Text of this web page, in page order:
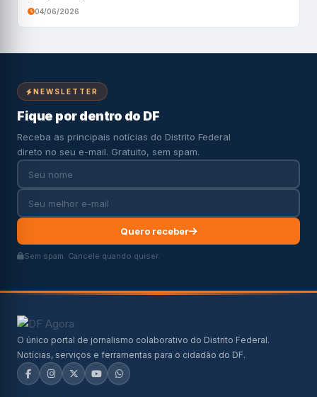
04/06/2026
NEWSLETTER
Fique por dentro do DF
Receba as principais notícias do Distrito Federal
direto no seu e-mail. Gratuito, sem spam.
Quero receber
Sem spam. Cancele quando quiser.
O único portal de jornalismo colaborativo do Distrito Federal.
Notícias, serviços e ferramentas para o cidadão do DF.